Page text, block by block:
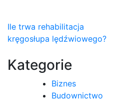
Nawigacja
wpisu
Ile trwa rehabilitacja
kręgosłupa lędźwiowego?
Kategorie
Biznes
Budownictwo